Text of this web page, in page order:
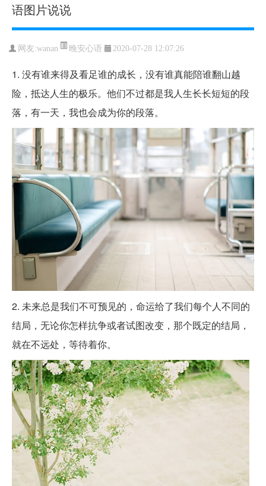
语图片说说
网友:wanan 晚安心语 2020-07-28 12:07:26
1. 没有谁来得及看足谁的成长，没有谁真能陪谁翻山越
险，抵达人生的极乐。他们不过都是我人生长长短短的段
落，有一天，我也会成为你的段落。
2. 未来总是我们不可预见的，命运给了我们每个人不同的
结局，无论你怎样抗争或者试图改变，那个既定的结局，
就在不远处，等待着你。